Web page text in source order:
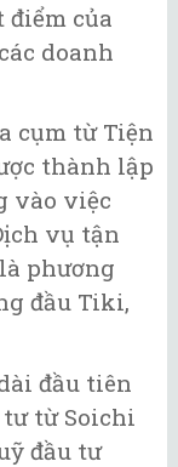
của
doanh
cụm từ Tiện
thành lập
vào việc
vụ tận
phương
đầu Tiki,
đầu tiên
từ Soichi
đầu tư